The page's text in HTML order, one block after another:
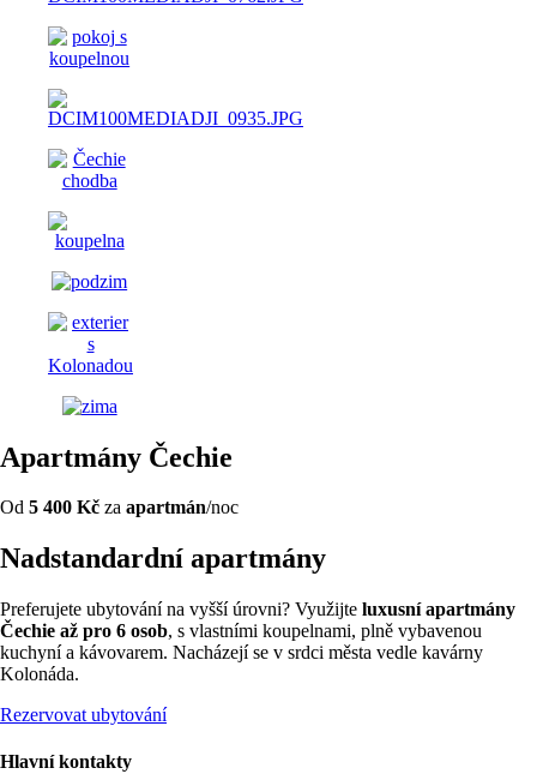
Apartmány Čechie
Od 5 400 Kč za apartmán/noc
Nadstandardní apartmány
Preferujete ubytování na vyšší úrovni? Využijte luxusní apartmány
Čechie až pro 6 osob, s vlastními koupelnami, plně vybavenou
kuchyní a kávovarem. Nacházejí se v srdci města vedle kavárny
Kolonáda.
Rezervovat ubytování
Hlavní kontakty